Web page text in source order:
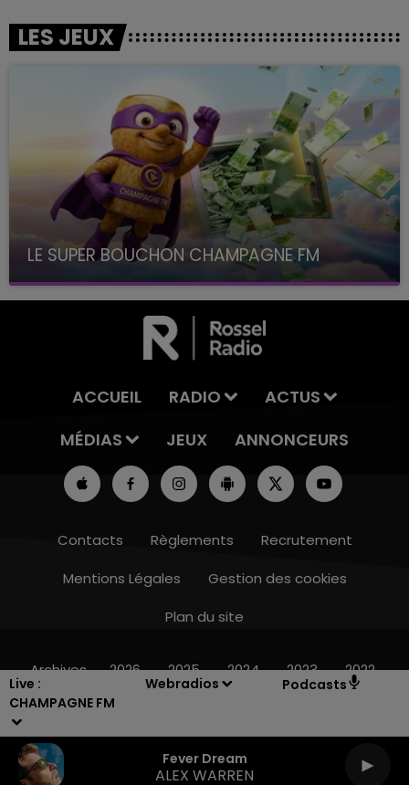
Live :
CHAMPAGNE FM
Webradios Podcasts
Fever Dream
ALEX WARREN
LE BEST OF DE LA FAMILLE
LES JEUX
LE SUPER BOUCHON CHAMPAGNE FM
avec La Famille Champagne FM, à 8H10
ACCUEIL RADIO
ACTUS
MÉDIAS
JEUX ANNONCEURS
Contacts Règlements
Recrutement
Mentions Légales
Gestion des cookies
Plan du site
Archives 2026 2025 2024 2023 2022